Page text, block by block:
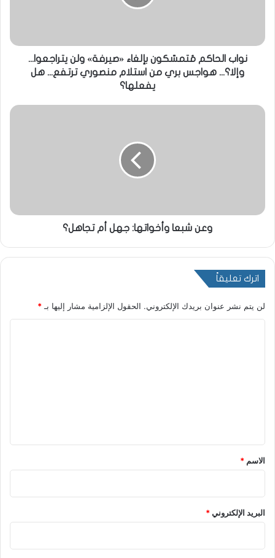
نواب الحاكم مُتمسّكون بإلغاء «صيرفة» ولن يتراجعوا...
وإلا؟... هواجس بري من استلام منصوري ترتفع... هل
يفعلها؟
وعن شبعا وأخواتها: جهل أم تجاهل؟
اترك تعليقاً
لن يتم نشر عنوان بريدك الإلكتروني. الحقول الإلزامية مشار إليها بـ*
*
الاسم *
البريد الإلكتروني*